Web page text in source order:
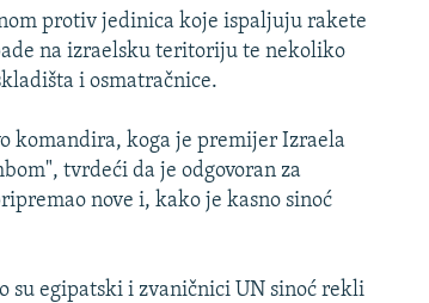
protiv jedinica koje ispaljuju rakete
na izraelsku teritoriju te nekoliko
i osmatračnice.
komandira, koga je premijer Izraela
tvrdeći da je odgovoran za
nove i, kako je kasno sinoć
egipatski i zvaničnici UN sinoć rekli